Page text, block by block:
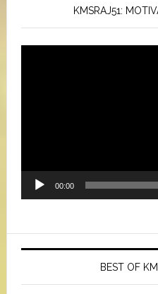
KMSRAJ51:
00:00
BEST OF